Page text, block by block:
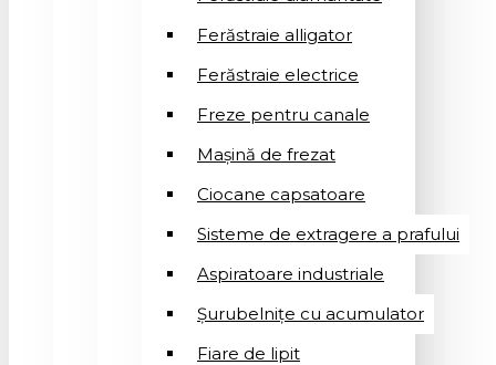
Ferăstraie alligator
Ferăstraie electrice
Freze pentru canale
Mașină de frezat
Ciocane capsatoare
Sisteme de extragere a prafului
Aspiratoare industriale
Șurubelnițe cu acumulator
Fiare de lipit